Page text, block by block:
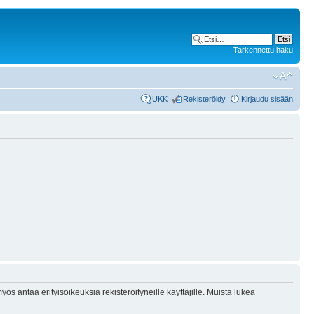
Tarkennettu haku
UKK Rekisteröidy Kirjaudu sisään
antaa erityisoikeuksia rekisteröityneille käyttäjille. Muista lukea